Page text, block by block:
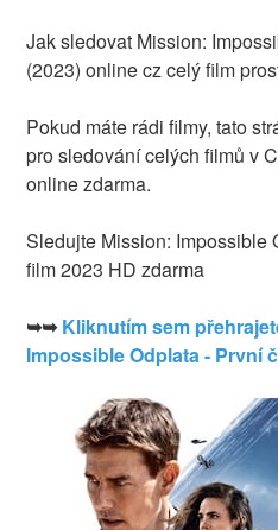
Jak sledovat Mission:
(2023) online cz celý film
Pokud máte rádi filmy, tato
pro sledování celých filmů v
online zdarma.
Sledujte Mission: Impossible
film 2023 HD zdarma
➥➥Kliknutím sem
Impossible Odplata - První